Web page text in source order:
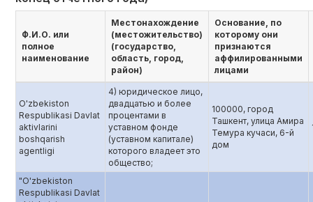
Ф.И.О. или
полное
наименование
Местонахождение
(местожительство)
(государство,
область, город,
район)
Основание, по
которому они
признаются
аффилированными
лицами
O'zbekiston
Respublikasi Davlat
aktivlarini
boshqarish
agentligi
4) юридическое лицо,
двадцатью и более
процентами в
уставном фонде
(уставном капитале)
которого владеет это
общество;
100000, город
Ташкент, улица Амира
Темура кучаси, 6-й
дом
"O'zbekiston
Respublikasi Davlat